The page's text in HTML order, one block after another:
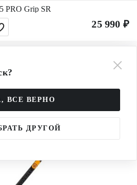
ВСЕ ВЕРНО
ДРУГОЙ
PRO Grip SR
25 990 ₽